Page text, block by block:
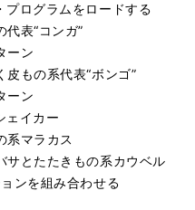
ログラムをロードする
表“コンガ”
ーン
もの系代表“ボンゴ”
ーン
イカー
マラカス
とたたきもの系カウベル
ンを組み合わせる